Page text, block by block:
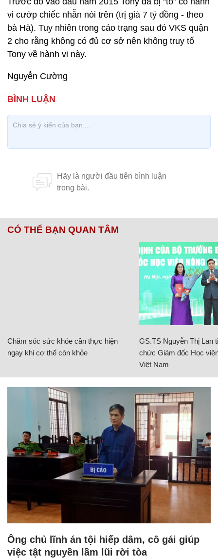
vi cướp chiếc nhẫn nói trên (trị giá 7 tỷ đồng - theo
bà Hà). Tuy nhiên trong cáo trạng sau đó VKS quận
2 cho rằng không có đủ cơ sở nên không truy tố
Tony về hành vi này.
Nguyễn Cường
CÓ THỂ BẠN QUAN TÂM
Chăm sóc sức khỏe cần thực hiện
ngay khi cơ thể còn khỏe
GS.TS Nguyễn Thị Lan
chức Giám đốc Học
Việt Nam
Ông chủ lĩnh án tội hiếp dâm, cô gái giúp
việc tật nguyền lầm lũi rời tòa